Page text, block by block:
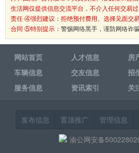
生活网仅提供信息交流平台，不介入任何交易
责任 ④强烈建议：拒绝预付费用、选择见面交
合同 ⑤特别提示： 警惕网络黑手，谨防网络诈
网站首页 人才信息 房
车辆信息
交友信息 招
服务信息
资讯索引 关
发布信息 置顶推广 管理信息
渝公网安备